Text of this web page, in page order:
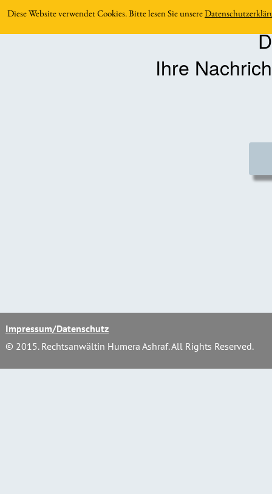
Ihre
Impressum/Datenschutz
© 2015. Rechtsanwältin Humera Ashraf. All Rights Reserved.
Diese Website verwendet Cookies. Bitte lesen Sie unsere